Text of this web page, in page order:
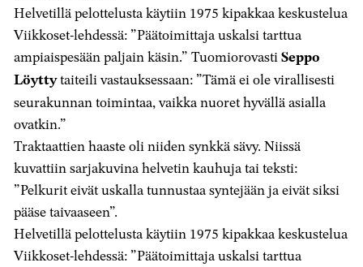
Helvetillä pelottelusta käytiin 1975 kipakkaa keskustelua
Viikkoset-lehdessä: ”Päätoimittaja uskalsi tarttua
ampiaispesään paljain käsin.” TuomiorovastiSeppo
Löyttytaiteili vastauksessaan: ”Tämä ei ole virallisesti
seurakunnan toimintaa, vaikka nuoret hyvällä asialla
ovatkin.”
Traktaattien haaste oli niiden synkkä sävy. Niissä
kuvattiin sarjakuvina helvetin kauhuja tai teksti:
”Pelkurit eivät uskalla tunnustaa syntejään ja eivät siksi
pääse taivaaseen”.
Helvetillä pelottelusta käytiin 1975 kipakkaa keskustelua
Viikkoset-lehdessä: ”Päätoimittaja uskalsi tarttua